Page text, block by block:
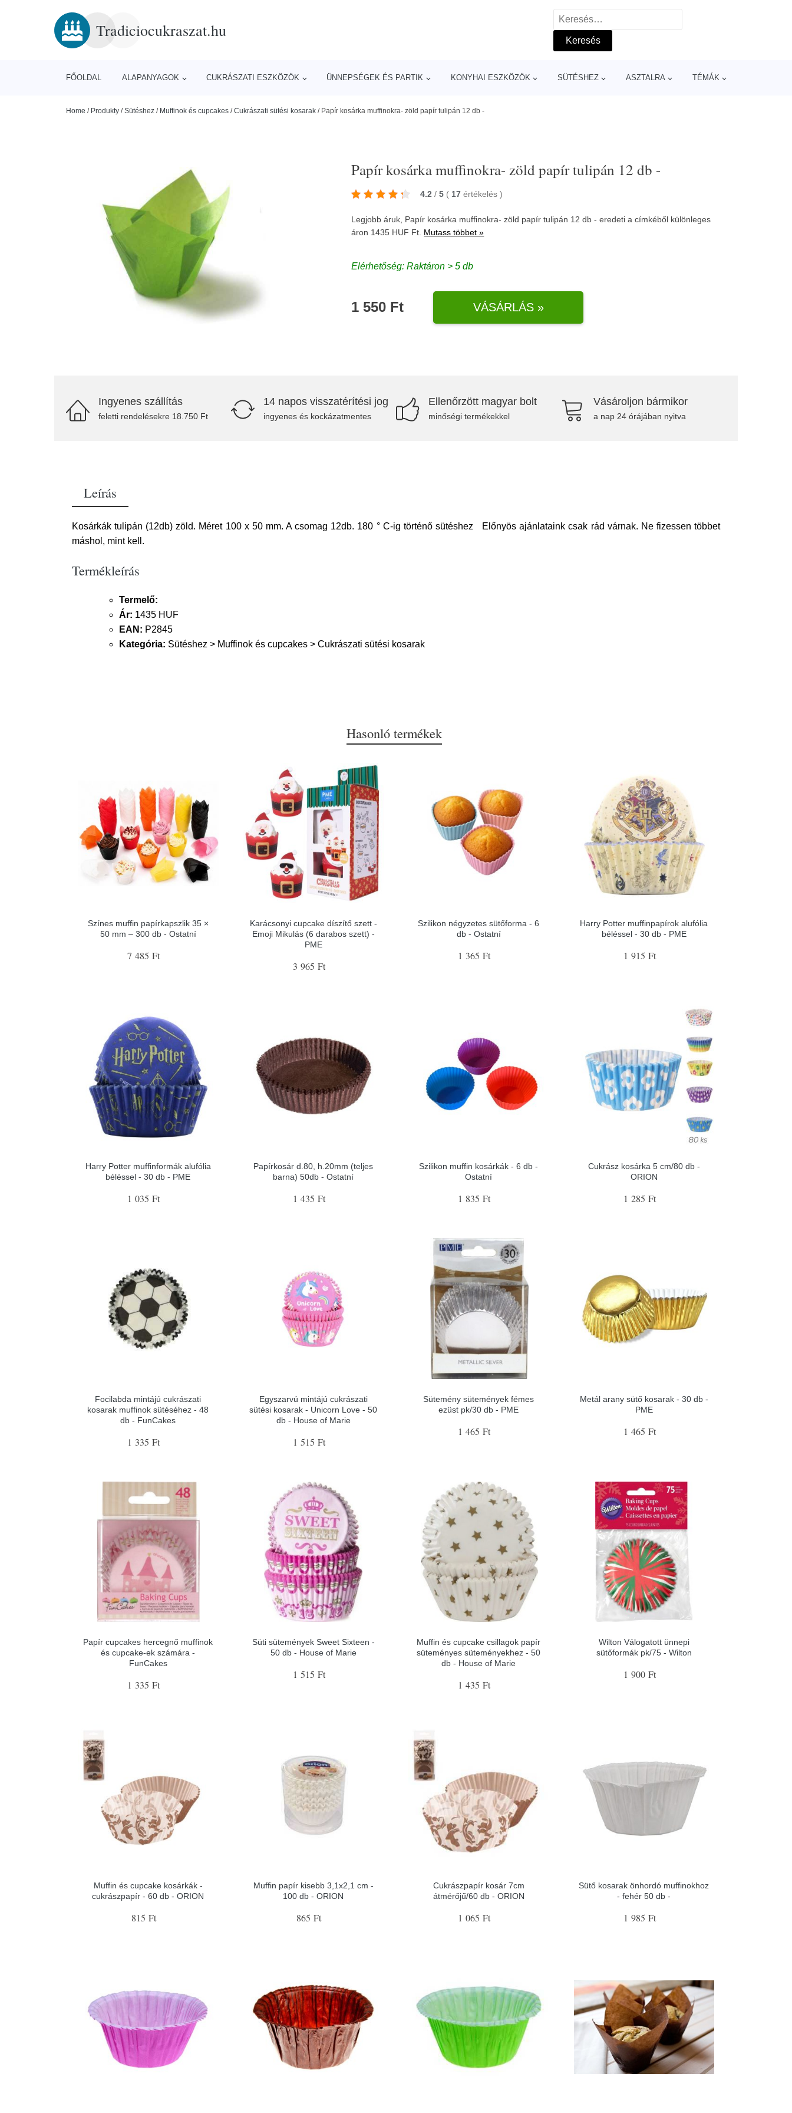
Tradiciocukraszat.hu
Keresés:
FŐOLDAL ALAPANYAGOK CUKRÁSZATI ESZKÖZÖK ÜNNEPSÉGEK ÉS PARTIK KONYHAI ESZKÖZÖK SÜTÉSHEZ ASZTALRA TÉMÁK
Home / Produkty /Sütéshez / Muffinok és cupcakes /Cukrászati sütési kosarak / Papír kosárka muffinokra- zöld papír tulipán 12 db -
Papír kosárka muffinokra- zöld papír tulipán 12 db -
4.2 / 5 ( 17 értékelés)
Legjobb áruk, Papír kosárka muffinokra- zöld papír tulipán 12 db - eredeti a címkéből különleges
áron 1435 HUF Ft. Mutass többet »
Elérhetőség: Raktáron > 5 db
1 550 Ft VÁSÁRLÁS »
Ingyenes szállítás
feletti rendelésekre 18.750 Ft
14 napos visszatérítési jog
ingyenes és kockázatmentes
Ellenőrzött magyar bolt
minőségi termékekkel
Vásároljon bármikor
a nap 24 órájában nyitva
Leírás
Kosárkák tulipán (12db) zöld. Méret 100 x 50 mm. A csomag 12db. 180 ° C-ig történő sütéshez Előnyös ajánlataink csak rád várnak. Ne fizessen többet
máshol, mint kell.
Termékleírás
Termelő:
Ár: 1435 HUF
EAN: P2845
Kategória: Sütéshez > Muffinok és cupcakes > Cukrászati sütési kosarak
Hasonló termékek
Színes muffin papírkapszlik 35 ×
50 mm – 300 db - Ostatní
7 485 Ft
Karácsonyi cupcake díszítő szett -
Emoji Mikulás (6 darabos szett) -
PME
3 965 Ft
Szilikon négyzetes sütőforma - 6
db - Ostatní
1 365 Ft
Harry Potter muffinpapírok alufólia
béléssel - 30 db - PME
1 915 Ft
Harry Potter muffinformák alufólia
béléssel - 30 db - PME
1 035 Ft
Papírkosár d.80, h.20mm (teljes
barna) 50db - Ostatní
1 435 Ft
Szilikon muffin kosárkák - 6 db -
Ostatní
1 835 Ft
Cukrász kosárka 5 cm/80 db -
ORION
1 285 Ft
Focilabda mintájú cukrászati
kosarak muffinok sütéséhez - 48
db - FunCakes
1 335 Ft
Egyszarvú mintájú cukrászati
sütési kosarak - Unicorn Love - 50
db - House of Marie
1 515 Ft
Sütemény sütemények fémes
ezüst pk/30 db - PME
1 465 Ft
Metál arany sütő kosarak - 30 db -
PME
1 465 Ft
Papír cupcakes hercegnő muffinok
és cupcake-ek számára -
FunCakes
1 335 Ft
Süti sütemények Sweet Sixteen -
50 db - House of Marie
1 515 Ft
Muffin és cupcake csillagok papír
süteményes süteményekhez - 50
db - House of Marie
1 435 Ft
Wilton Válogatott ünnepi
sütőformák pk/75 - Wilton
1 900 Ft
Muffin és cupcake kosárkák -
cukrászpapír - 60 db - ORION
815 Ft
Muffin papír kisebb 3,1x2,1 cm -
100 db - ORION
865 Ft
Cukrászpapír kosár 7cm
átmérőjű/60 db - ORION
1 065 Ft
Sütő kosarak önhordó muffinokhoz
- fehér 50 db -
1 985 Ft